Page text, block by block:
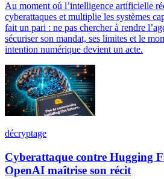
Au moment où l’intelligence artificielle
cyberattaques et multiplie les systèmes
fait un pari : ne pas chercher à rendre
sécuriser son mandat, ses limites et le
intention numérique devient un acte.
décryptage
Cyberattaque contre Hugging
OpenAI maîtrise son récit